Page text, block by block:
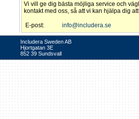
Vi vill ge dig bästa möjliga service och
kontakt med oss, så att vi kan hjälpa dig
E-post: info@includera.se
Includera Sweden AB
Hjortgatan 3E
852 39 Sundsvall